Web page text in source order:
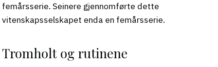
femårsserie. Seinere gjennomførte dette
vitenskapsselskapet enda en femårsserie.
Tromholt og rutinene